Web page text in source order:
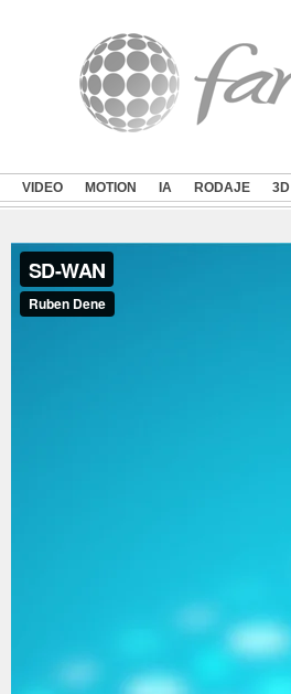
VIDEO MOTION IA RODAJE 3D